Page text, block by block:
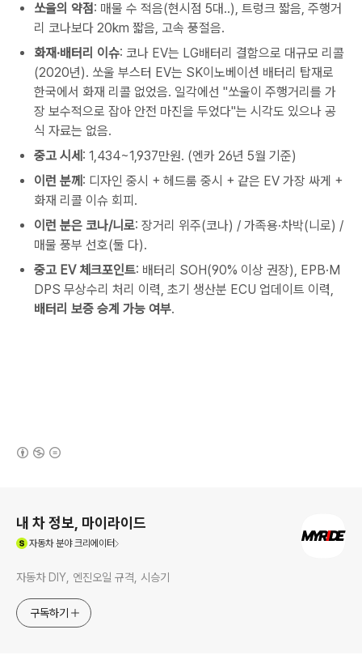
쏘울의 약점: 매물 수 적음(현시점 5대..), 트렁크 짧음, 주행거
리 코나보다 20km 짧음, 고속 풍절음.
화재·배터리 이슈: 코나 EV는 LG배터리 결함으로 대규모 리콜
(2020년). 쏘울 부스터 EV는 SK이노베이션 배터리 탑재로
한국에서 화재 리콜 없었음. 일각에선 "쏘울이 주행거리를 가
장 보수적으로 잡아 안전 마진을 두었다"는 시각도 있으나 공
식 자료는 없음.
중고 시세 : 1,434~1,937만원. (엔카 26년 5월 기준)
이런 분께 : 디자인 중시 + 헤드룸 중시 + 같은 EV 가장 싸게 +
화재 리콜 이슈 회피.
이런 분은 코나/니로: 장거리 위주(코나) / 가족용·차박(니로) /
매물 풍부 선호(둘 다).
중고 EV 체크포인트: 배터리 SOH(90% 이상 권장), EPB·M
DPS 무상수리 처리 이력, 초기 생산분 ECU 업데이트 이력,
배터리 보증 승계 가능 여부.
내 차 정보, 마이라이드
자동차분야 크리에이터
자동차 DIY, 엔진오일 규격, 시승기
구독하기